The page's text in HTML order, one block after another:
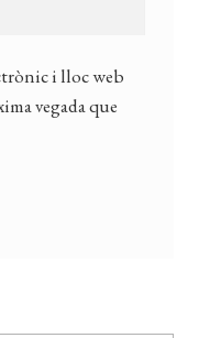
i lloc web
vegada que